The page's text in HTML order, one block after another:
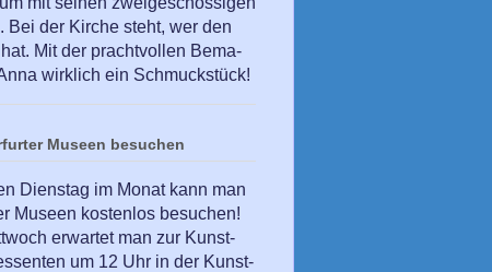
Bei der Kirche steht, wer den
Mit der prachtvollen Bema-
wirklich ein Schmuckstück!
Museen besuchen
Dienstag im Monat kann man
Museen kostenlos besuchen!
erwartet man zur Kunst-
um 12 Uhr in der Kunst-